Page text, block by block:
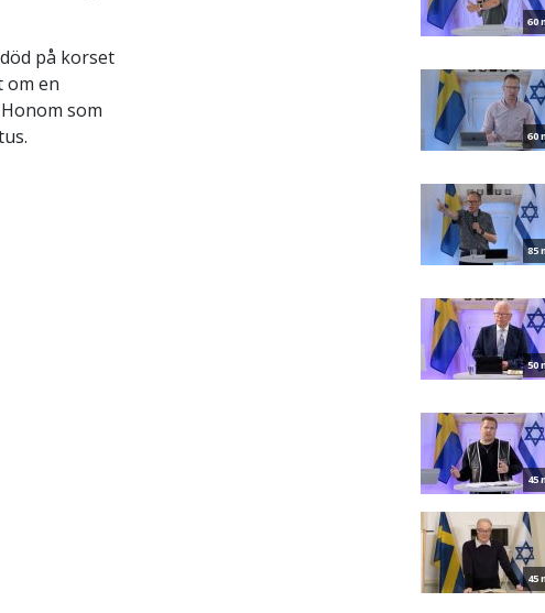
på korset
om en
som
60
60
85
50
45
45